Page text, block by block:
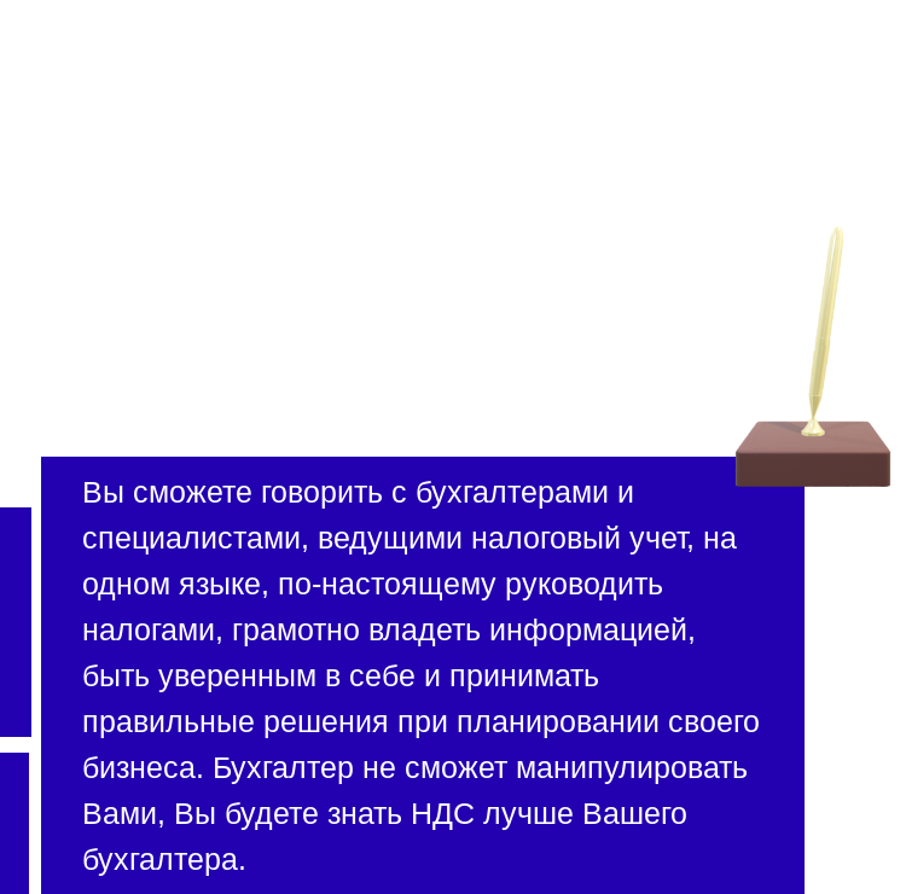
Вы сможете говорить с бухгалтерами и
специалистами, ведущими налоговый учет, на
одном языке, по-настоящему руководить
налогами, грамотно владеть информацией,
быть уверенным в себе и принимать
правильные решения при планировании своего
бизнеса. Бухгалтер не сможет манипулировать
Вами, Вы будете знать НДС лучше Вашего
бухгалтера.